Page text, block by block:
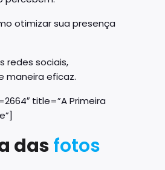
otimizar sua presença
redes sociais,
maneira eficaz.
title=”A Primeira
dasfotos